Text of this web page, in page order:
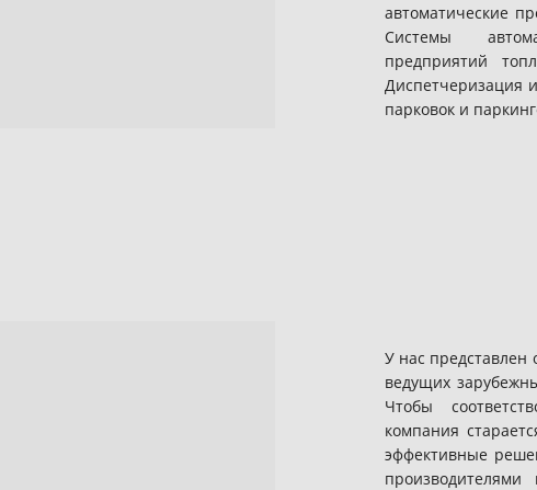
автоматические
Системы
предприятий
Диспетчеризация
парковок и
У нас представлен
ведущих
Чтобы
компания
эффективные